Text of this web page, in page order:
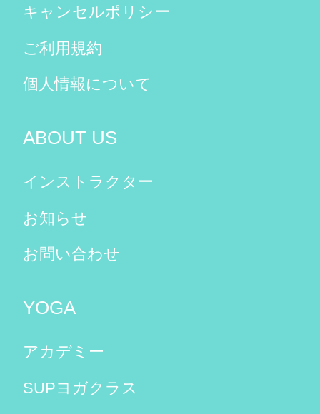
キャンセルポリシー
ご利用規約
個人情報について
ABOUT US
インストラクター
お知らせ
お問い合わせ
YOGA
アカデミー
SUPヨガクラス